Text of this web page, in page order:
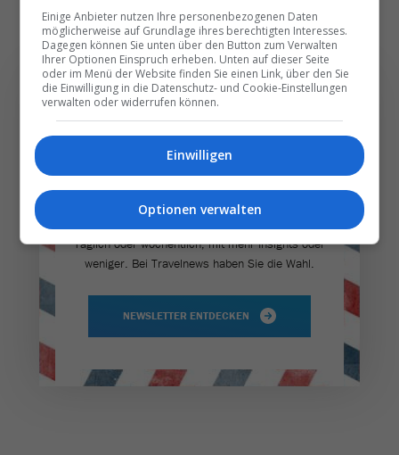
Die wichtigsten und
besten News direkt in
Ihr E‑Mail-Postfach
Täglich oder wöchentlich, mit mehr Insights oder
weniger. Bei Travel­news haben Sie die Wahl.
NEWSLETTER ENTDECKEN
Einige Anbieter nutzen Ihre personenbezogenen Daten
möglicherweise auf Grundlage ihres berechtigten Interesses.
Dagegen können Sie unten über den Button zum Verwalten
Ihrer Optionen Einspruch erheben. Unten auf dieser Seite
oder im Menü der Website finden Sie einen Link, über den Sie
die Einwilligung in die Datenschutz- und Cookie-Einstellungen
verwalten oder widerrufen können.
Einwilligen
Optionen verwalten